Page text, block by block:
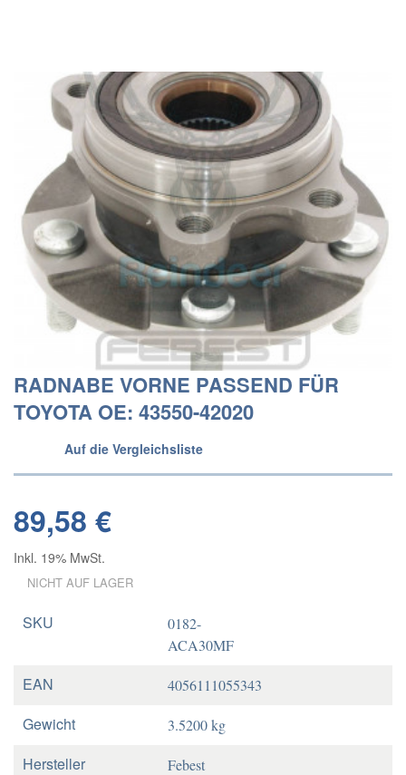
RADNABE VORNE PASSEND FÜR
TOYOTA OE: 43550-42020
Auf die Vergleichsliste
89,58 €
Inkl. 19% MwSt.
NICHT AUF LAGER
SKU
0182-
ACA30MF
EAN 4056111055343
Gewicht 3.5200 kg
Hersteller Febest